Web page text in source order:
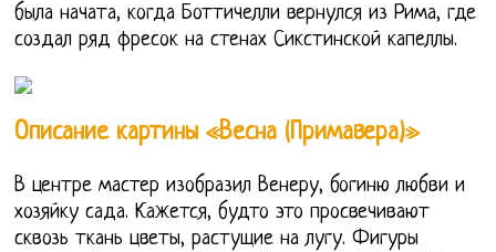
была начата, когда Боттичелли вернулся из Рима, где
создал ряд фресок на стенах Сикстинской капеллы.
Описание картины «Весна (Примавера)»
В центре мастер изобразил Венеру, богиню любви и
хозяйку сада. Кажется, будто это просвечивают
сквозь ткань цветы, растущие на лугу. Фигуры